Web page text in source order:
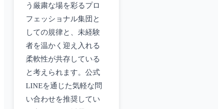
う厳粛な場を彩るプロ
フェッショナル集団と
しての規律と、未経験
者を温かく迎え入れる
柔軟性が共存している
と考えられます。公式
LINEを通じた気軽な問
い合わせを推奨してい